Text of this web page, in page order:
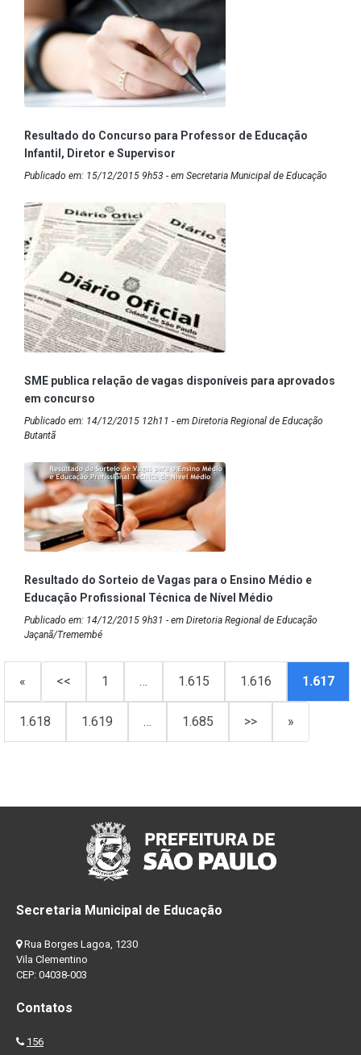
Resultado do Concurso para Professor de Educação
Infantil, Diretor e Supervisor
Publicado em: 15/12/2015 9h53 - em Secretaria Municipal de Educação
SME publica relação de vagas disponíveis para aprovados
em concurso
Publicado em: 14/12/2015 12h11 - em Diretoria Regional de Educação
Butantã
Resultado do Sorteio de Vagas para o Ensino Médio e
Educação Profissional Técnica de Nível Médio
Publicado em: 14/12/2015 9h31 - em Diretoria Regional de Educação
Jaçanã/Tremembé
« << 1 … 1.615 1.616 1.617
1.618 1.619 … 1.685 >> »
Secretaria Municipal de Educação
Rua Borges Lagoa, 1230
Vila Clementino
CEP: 04038-003
Contatos
156